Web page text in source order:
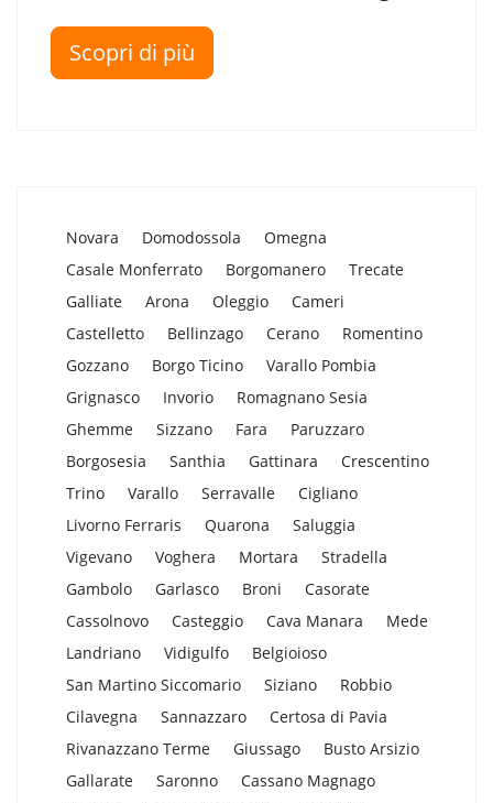
Scopri di più
Novara Domodossola
Omegna
Casale Monferrato
Borgomanero
Trecate
Galliate
Arona Oleggio
Cameri
Castelletto
Bellinzago Cerano
Romentino
Gozzano
Borgo Ticino
Varallo Pombia
Grignasco
Invorio
Romagnano Sesia
Ghemme
Sizzano Fara
Paruzzaro
Borgosesia
Santhia Gattinara
Crescentino
Trino
Varallo Serravalle
Cigliano
Livorno Ferraris
Quarona
Saluggia
Vigevano
Voghera Mortara
Stradella
Gambolo
Garlasco Broni
Casorate
Cassolnovo
Casteggio Cava Manara
Mede
Landriano
Vidigulfo
Belgioioso
San Martino Siccomario
Siziano
Robbio
Cilavegna
Sannazzaro
Certosa di Pavia
Rivanazzano Terme
Giussago
Busto Arsizio
Gallarate
Saronno
Cassano Magnago